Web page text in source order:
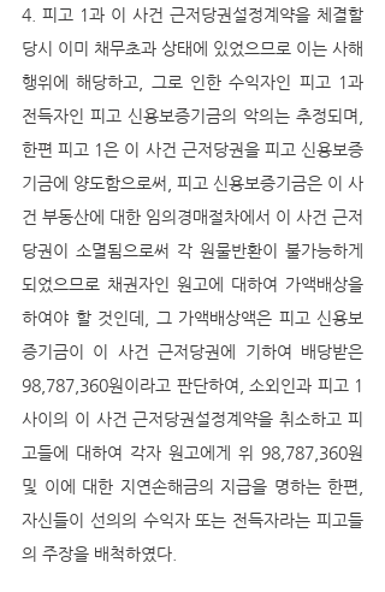
4. 피고 1과 이 사건 근저당권설정계약을 체결할
당시 이미 채무초과 상태에 있었으므로 이는 사해
행위에 해당하고, 그로 인한 수익자인 피고 1과
전득자인 피고 신용보증기금의 악의는 추정되며,
한편 피고 1은 이 사건 근저당권을 피고 신용보증
기금에 양도함으로써, 피고 신용보증기금은 이 사
건 부동산에 대한 임의경매절차에서 이 사건 근저
당권이 소멸됨으로써 각 원물반환이 불가능하게
되었으므로 채권자인 원고에 대하여 가액배상을
하여야 할 것인데, 그 가액배상액은 피고 신용보
증기금이 이 사건 근저당권에 기하여 배당받은
98,787,360원이라고 판단하여, 소외인과 피고 1
사이의 이 사건 근저당권설정계약을 취소하고 피
고들에 대하여 각자 원고에게 위 98,787,360원
및 이에 대한 지연손해금의 지급을 명하는 한편,
자신들이 선의의 수익자 또는 전득자라는 피고들
의 주장을 배척하였다.